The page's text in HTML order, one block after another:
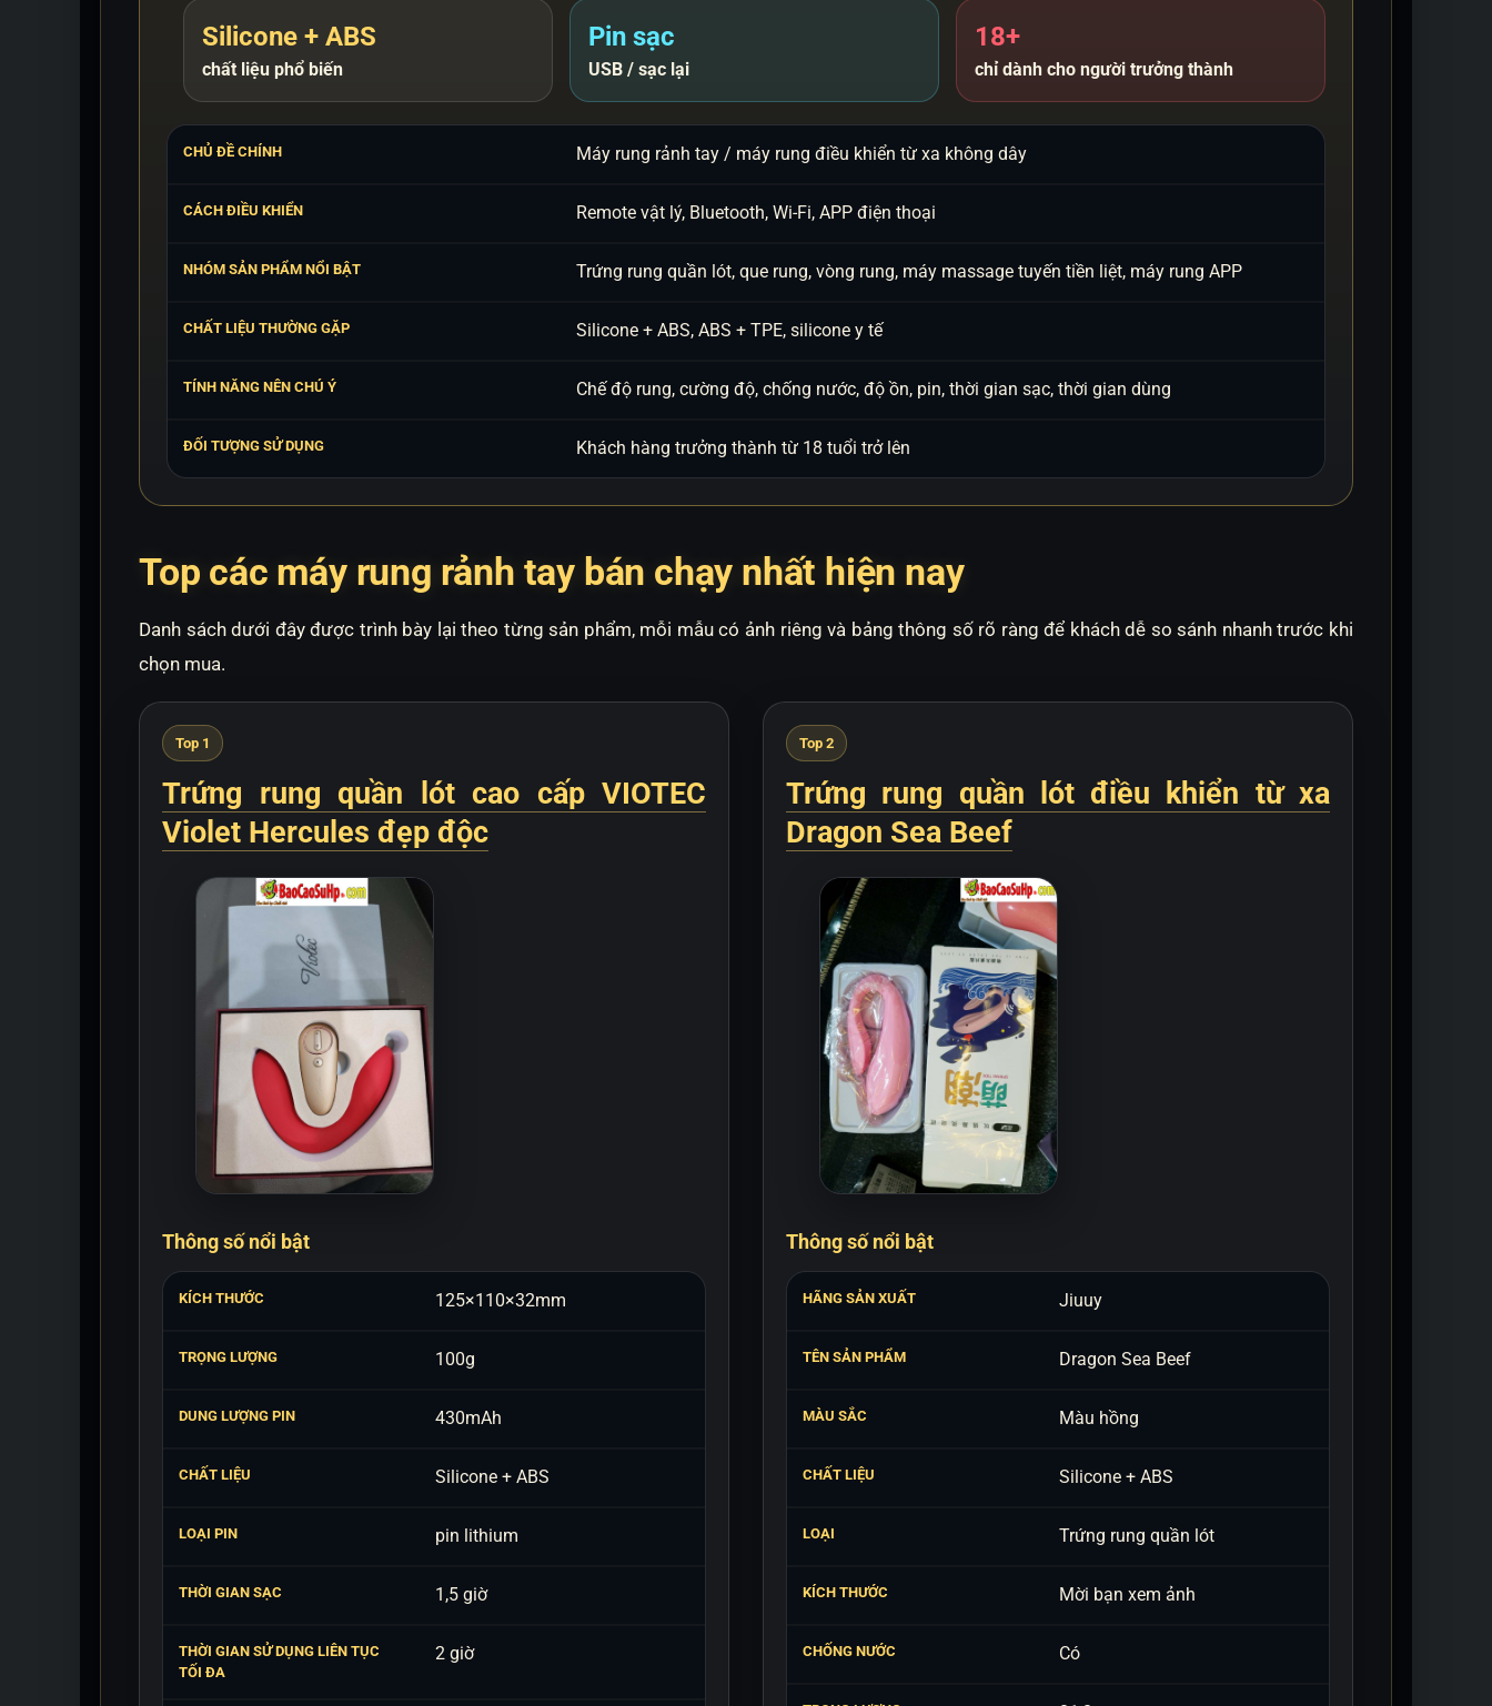
Silicone + ABS
chất liệu phổ biến
Pin sạc
USB / sạc lại
18+
chỉ dành cho người trưởng thành
CHỦ ĐỀ CHÍNH Máy rung rảnh tay / máy rung điều khiển từ xa không dây
CÁCH ĐIỀU KHIỂN Remote vật lý, Bluetooth, Wi-Fi, APP điện thoại
NHÓM SẢN PHẨM NỔI BẬT Trứng rung quần lót, que rung, vòng rung, máy massage tuyến tiền liệt, máy rung APP
CHẤT LIỆU THƯỜNG GẶP Silicone + ABS, ABS + TPE, silicone y tế
TÍNH NĂNG NÊN CHÚ Ý Chế độ rung, cường độ, chống nước, độ ồn, pin, thời gian sạc, thời gian dùng
ĐỐI TƯỢNG SỬ DỤNG Khách hàng trưởng thành từ 18 tuổi trở lên
Top các máy rung rảnh tay bán chạy nhất hiện nay
Danh sách dưới đây được trình bày lại theo từng sản phẩm, mỗi mẫu có ảnh riêng và bảng thông số rõ ràng để khách dễ so sánh nhanh trước khi
chọn mua.
Top 1
Trứng rung quần lót cao cấp VIOTEC
Violet Hercules đẹp độc
Thông số nổi bật
KÍCH THƯỚC 125×110×32mm
TRỌNG LƯỢNG 100g
DUNG LƯỢNG PIN 430mAh
CHẤT LIỆU Silicone + ABS
LOẠI PIN pin lithium
THỜI GIAN SẠC 1,5 giờ
THỜI GIAN SỬ DỤNG LIÊN TỤC
TỐI ĐA
2 giờ
Top 2
Trứng rung quần lót điều khiển từ xa
Dragon Sea Beef
Thông số nổi bật
HÃNG SẢN XUẤT Jiuuy
TÊN SẢN PHẨM Dragon Sea Beef
MÀU SẮC Màu hồng
CHẤT LIỆU Silicone + ABS
LOẠI Trứng rung quần lót
KÍCH THƯỚC Mời bạn xem ảnh
CHỐNG NƯỚC Có